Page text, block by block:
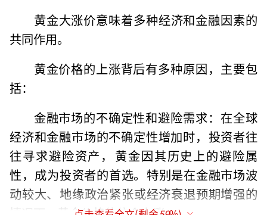
黄金大涨价意味着多种经济和金融因素的
共同作用。‌
黄金价格的上涨背后有多种原因，‌主要包
括：‌
金融市场的不确定性和避险需求：‌在全球
经济和金融市场的不确定性增加时，‌投资者往
往寻求避险资产，‌黄金因其历史上的避险属
性，‌成为投资者的首选。‌特别是在金融市场波
动较大、‌地缘政治紧张或经济衰退预期增强的